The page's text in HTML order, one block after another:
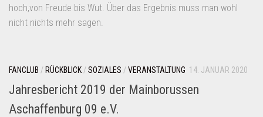
hoch,von Freude bis Wut. Über das Ergebnis muss man wohl
nicht nichts mehr sagen.
FANCLUB / RÜCKBLICK/SOZIALES /VERANSTALTUNG 14. JANUAR 2020
Jahresbericht 2019 der Mainborussen
Aschaffenburg 09 e.V.